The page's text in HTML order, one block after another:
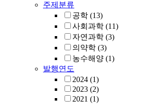
주제분류
공학 (13)
사회과학 (11)
자연과학 (3)
의약학 (3)
농수해양 (1)
발행연도
2024 (1)
2023 (2)
2021 (1)